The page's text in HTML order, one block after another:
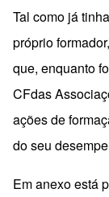
Tal como já
próprio
que, enquanto
CFdas
ações de
do seu
Em anexo está